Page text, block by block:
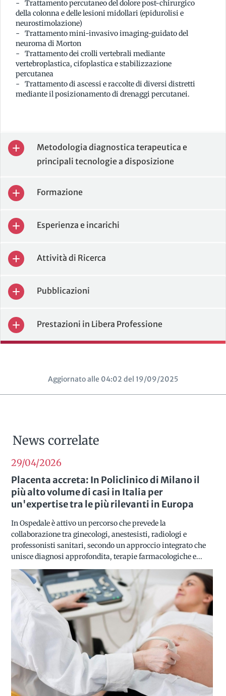
Trattamento percutaneo del dolore post-chirurgico
della colonna e delle lesioni midollari (epidurolisi e
neurostimolazione)
Trattamento mini-invasivo imaging-guidato del
neuroma di Morton
Trattamento dei crolli vertebrali mediante
vertebroplastica, cifoplastica e stabilizzazione
percutanea
Trattamento di ascessi e raccolte di diversi distretti
mediante il posizionamento di drenaggi percutanei.
Metodologia diagnostica terapeutica e
principali tecnologie a disposizione
Formazione
Esperienza e incarichi
Attività di Ricerca
Pubblicazioni
Prestazioni in Libera Professione
Aggiornato alle 04:02 del 19/09/2025
News correlate
29/042026
Placenta accreta: In Policlinico di Milano il
più alto volume di casi in Italia per
un'expertise tra le più rilevanti in Europa
In Ospedale è attivo un percorso che prevede la
collaborazione tra ginecologi, anestesisti, radiologi e
professonisti sanitari, secondo un approccio integrato che
unisce diagnosi approfondita, terapie farmacologiche e...